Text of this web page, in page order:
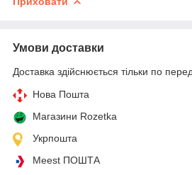
Умови доставки
Доставка здійснюється тільки по
Нова Пошта
Магазини Rozetka
Укрпошта
Meest ПОШТА